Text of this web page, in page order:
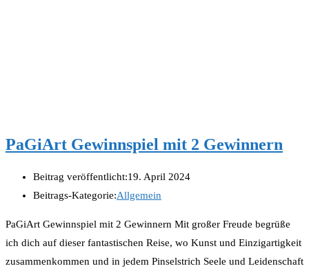
PaGiArt Gewinnspiel mit 2 Gewinnern
Beitrag veröffentlicht:19. April 2024
Beitrags-Kategorie:Allgemein
PaGiArt Gewinnspiel mit 2 Gewinnern Mit großer Freude begrüße
ich dich auf dieser fantastischen Reise, wo Kunst und Einzigartigkeit
zusammenkommen und in jedem Pinselstrich Seele und Leidenschaft